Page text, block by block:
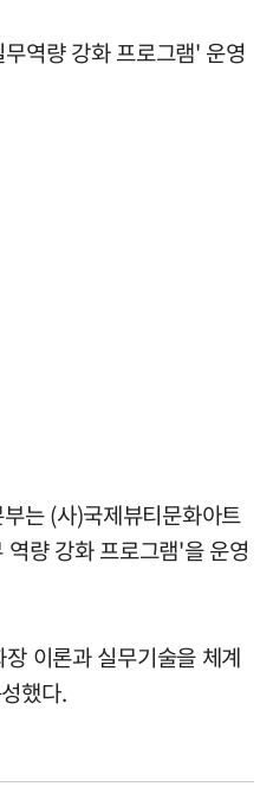
역량 강화 프로그램' 운영
는 (사)국제뷰티문화아트
량 강화 프로그램'을 운영
이론과 실무기술을 체계
했다.